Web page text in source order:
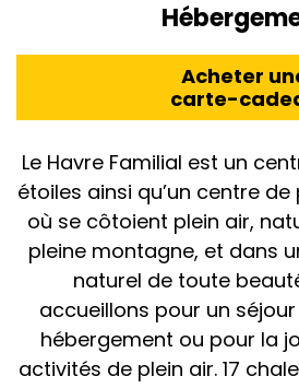
Acheter
carte-
Le Havre Familial est un
étoiles ainsi qu’un centre
où se côtoient plein air,
pleine montagne, et dans
naturel de toute
accueillons pour un
hébergement ou pour la
activités de plein air. 17